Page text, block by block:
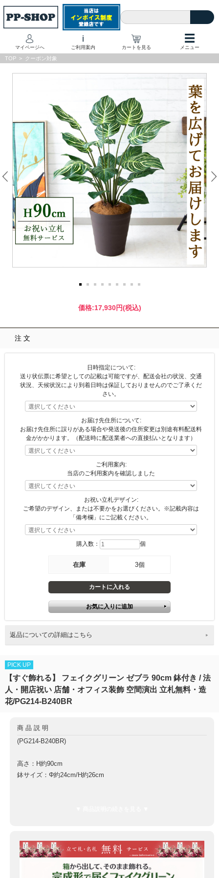
マイページへ
i
ご利用案内 カートを見る
☰
メニュー
TOP > クーポン対象
価格:17,930円(税込)
注文
日時指定について:
送り状伝票に希望としての記載は可能ですが、配送会社の状況、交通
状況、天候状況により到着日時は保証しておりませんのでご了承くだ
さい。
お届け先住所について:
お届け先住所に誤りがある場合や発送後の住所変更は別途有料配送料
金がかかります。（配送時に配送業者への直接払いとなります）
ご利用案内:
当店のご利用案内を確認しました
お祝い立札デザイン:
ご希望のデザイン、または不要かをお選びください。※記載内容は
「備考欄」にご記載ください。
購入数： 個
在庫 3個
返品についての詳細はこちら
PICK UP
【すぐ飾れる】 フェイクグリーン ゼブラ 90cm 鉢付き / 法
人・開店祝い 店舗・オフィス装飾 空間演出 立札無料・造
花/PG214-B240BR
商品説明
(PG214-B240BR)
高さ：H約90cm
鉢サイズ：Φ約24cm/H約26cm